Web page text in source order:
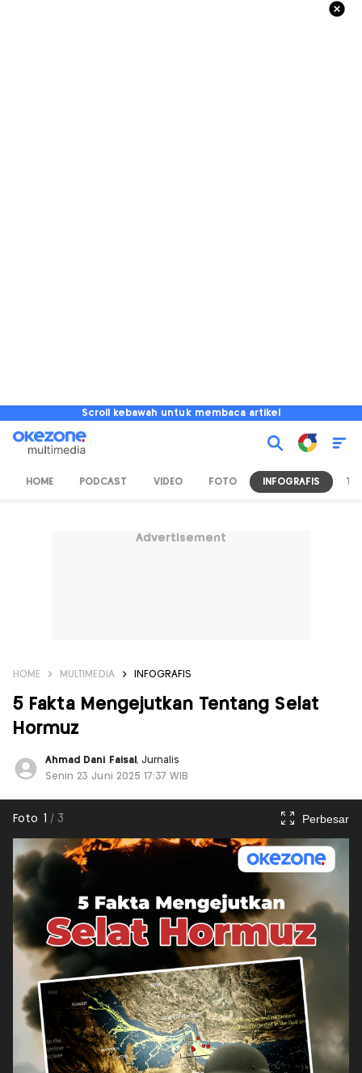
Scroll kebawah untuk membaca artikel
HOME PODCAST VIDEO FOTO INFOGRAFIS TV
Advertisement
HOME MULTIMEDIA INFOGRAFIS
5 Fakta Mengejutkan Tentang Selat
Hormuz
Ahmad Dani Faisal , Jurnalis
Senin 23 Juni 2025 17:37 WIB
Foto 1 /3 Perbesar